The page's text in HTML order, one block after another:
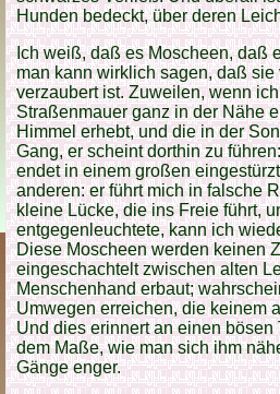
Hunden bedeckt, über deren
Ich weiß, daß es Moscheen, daß
man kann wirklich sagen, daß
verzaubert ist. Zuweilen, wenn
Straßenmauer ganz in der Nähe
Himmel erhebt, und die in der
Gang, er scheint dorthin zu
endet in einem großen
anderen: er führt mich in falsche
kleine Lücke, die ins Freie führt,
entgegenleuchtete, kann ich
Diese Moscheen werden keinen
eingeschachtelt zwischen alten
Menschenhand erbaut;
Umwegen erreichen, die keinem
Und dies erinnert an einen
dem Maße, wie man sich ihm
Gänge enger.